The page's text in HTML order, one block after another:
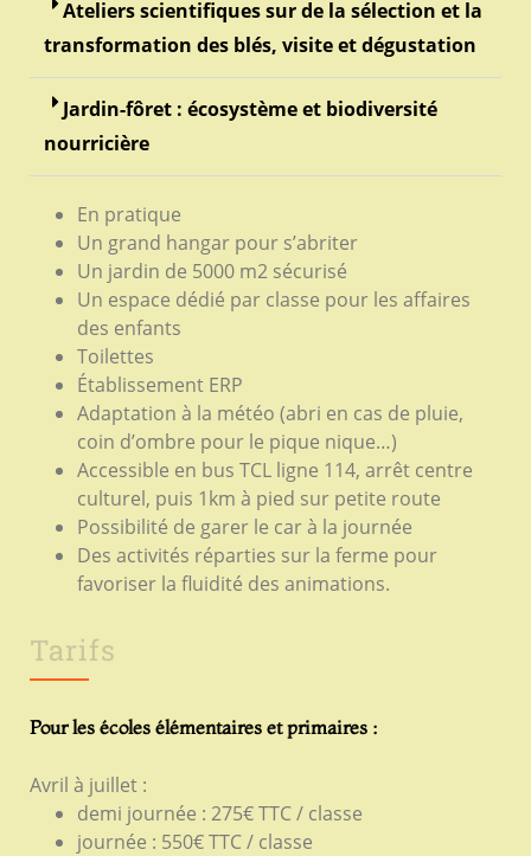
Ateliers scientifiques sur de la sélection et la
transformation des blés, visite et dégustation
Jardin-fôret : écosystème et biodiversité
nourricière
En pratique
Un grand hangar pour s’abriter
Un jardin de 5000 m2 sécurisé
Un espace dédié par classe pour les affaires
des enfants
Toilettes
Établissement ERP
Adaptation à la météo (abri en cas de pluie,
coin d’ombre pour le pique nique…)
Accessible en bus TCL ligne 114, arrêt centre
culturel, puis 1km à pied sur petite route
Possibilité de garer le car à la journée
Des activités réparties sur la ferme pour
favoriser la fluidité des animations.
Tarifs
Pour les écoles élémentaires et primaires :
Avril à juillet :
demi journée : 275€ TTC / classe
journée : 550€ TTC / classe